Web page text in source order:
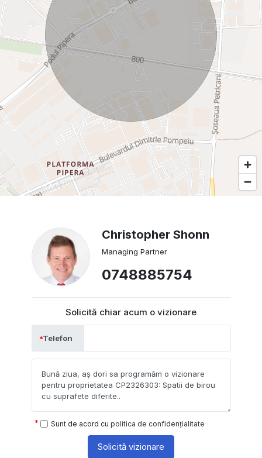
Christopher Shonn
Managing Partner
0748885754
Solicită chiar acum o vizionare
Telefon
Sunt de acord cu politica de confidențialitate
Solicită vizionare